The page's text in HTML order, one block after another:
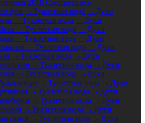
2018 Смотреть все
фри
- Туалетная вода
- Духи
- Туалетная вода
- Духи
- Туалетная вода
- Духи
- Туалетная вода
- Духи
- Туалетная вода
- Духи
- Туалетная вода
- Духи
- Туалетная вода
- Духи
- Туалетная вода
- Духи
- Туалетная вода
- Духи
- Туалетная вода
- Духи
- Туалетная вода
- Духи
- Туалетная вода
- Духи
самая
- Туалетная вода
- Духи